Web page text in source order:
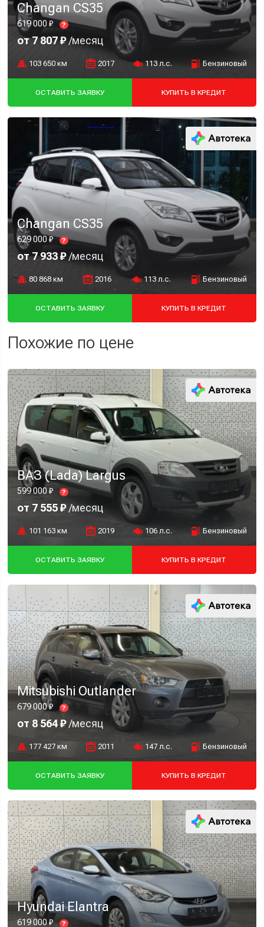
Changan CS35
619 000 ₽ ?
от 7 807 ₽/месяц
103 650 км 2017 113 л.с. Бензиновый
ОСТАВИТЬ ЗАЯВКУ КУПИТЬ В КРЕДИТ
Changan CS35
629 000 ₽ ?
от 7 933 ₽/месяц
80 868 км 2016 113 л.с. Бензиновый
ОСТАВИТЬ ЗАЯВКУ КУПИТЬ В КРЕДИТ
Похожие по цене
ВАЗ (Lada) Largus
599 000 ₽ ?
от 7 555 ₽/месяц
101 163 км 2019 106 л.с. Бензиновый
ОСТАВИТЬ ЗАЯВКУ КУПИТЬ В КРЕДИТ
Mitsubishi Outlander
679 000 ₽ ?
от 8 564 ₽/месяц
177 427 км 2011 147 л.с. Бензиновый
ОСТАВИТЬ ЗАЯВКУ КУПИТЬ В КРЕДИТ
Hyundai Elantra
619 000 ₽ ?